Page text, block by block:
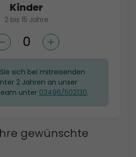
Kinder
2 bis 15 Jahre
sich bei mitreisenden
2 Jahren an unser
unter 03496/502130.
gewünschte